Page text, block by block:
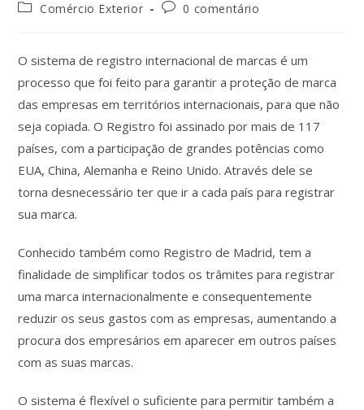
Comércio Exterior
0 comentário
O sistema de registro internacional de marcas é um
processo que foi feito para garantir a proteção de marca
das empresas em territórios internacionais, para que não
seja copiada. O Registro foi assinado por mais de 117
países, com a participação de grandes potências como
EUA, China, Alemanha e Reino Unido. Através dele se
torna desnecessário ter que ir a cada país para registrar
sua marca.
Conhecido também como Registro de Madrid, tem a
finalidade de simplificar todos os trâmites para registrar
uma marca internacionalmente e consequentemente
reduzir os seus gastos com as empresas, aumentando a
procura dos empresários em aparecer em outros países
com as suas marcas.
O sistema é flexível o suficiente para permitir também a